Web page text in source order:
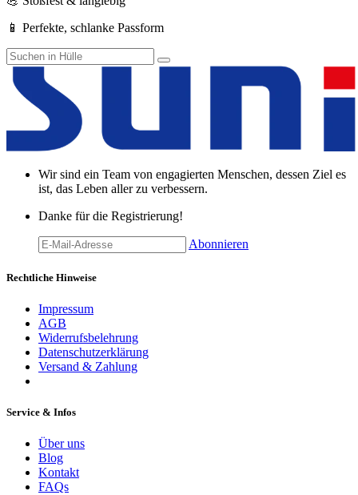
📱 Perfekte, schlanke Passform
Wir sind ein Team von engagierten Menschen, dessen Ziel es
ist, das Leben aller zu verbessern.
Danke für die Registrierung!
Abonnieren
Rechtliche Hinweise
Impressum
AGB
Widerrufsbelehrung
Datenschutzerklärung
Versand & Zahlung
Service & Infos
Über uns
Blog
Kontakt
FAQs